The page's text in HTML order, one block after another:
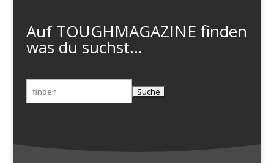
Auf TOUGHMAGAZINE finden
was du suchst...
Suchen
nach: